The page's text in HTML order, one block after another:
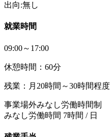
出向:無し
就業時間
09:00～17:00
休憩時間：60分
残業：月20時間～30時間程度
事業場外みなし労働時間制
みなし労働時間 7時間 / 日